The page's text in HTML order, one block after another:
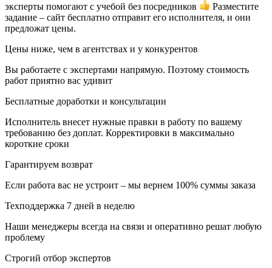
эксперты помогают с учебой без посредников
Разместите
задание – сайт бесплатно отправит его исполнителя, и они
предложат цены.
Цены ниже, чем в агентствах и у конкурентов
Вы работаете с экспертами напрямую. Поэтому стоимость
работ приятно вас удивит
Бесплатные доработки и консультации
Исполнитель внесет нужные правки в работу по вашему
требованию без доплат. Корректировки в максимально
короткие сроки
Гарантируем возврат
Если работа вас не устроит – мы вернем 100% суммы заказа
Техподдержка 7 дней в неделю
Наши менеджеры всегда на связи и оперативно решат любую
проблему
Строгий отбор экспертов